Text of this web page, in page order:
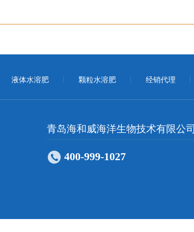
液体水溶肥 颗粒水溶肥 经销代理
青岛海和威海洋生物技术有限公司
400-999-1027